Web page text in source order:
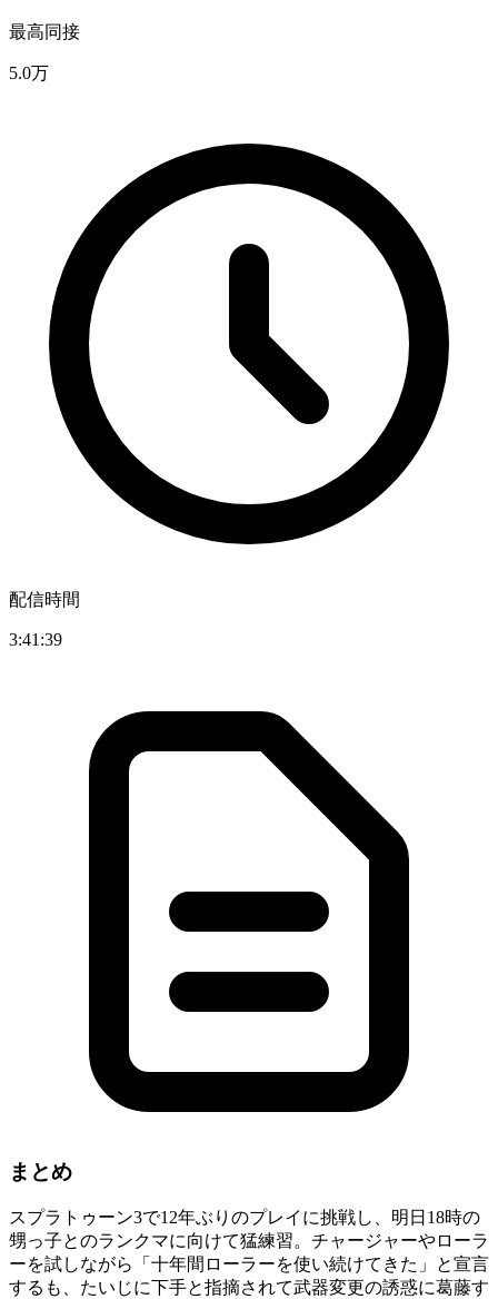
最高同接
5.0万
配信時間
3:41:39
まとめ
スプラトゥーン3で12年ぶりのプレイに挑戦し、明日18時の
甥っ子とのランクマに向けて猛練習。チャージャーやローラ
ーを試しながら「十年間ローラーを使い続けてきた」と宣言
するも、たいじに下手と指摘されて武器変更の誘惑に葛藤す